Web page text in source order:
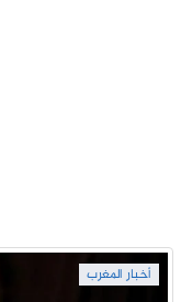
أخبار المغرب